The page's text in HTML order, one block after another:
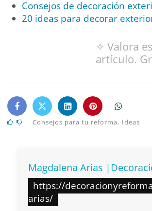
Consejos de decoración
20 ideas para decorar
✧ Valora
artículo.
Consejos para tu reforma, Ideas
Magdalena Arias
https://
arias/